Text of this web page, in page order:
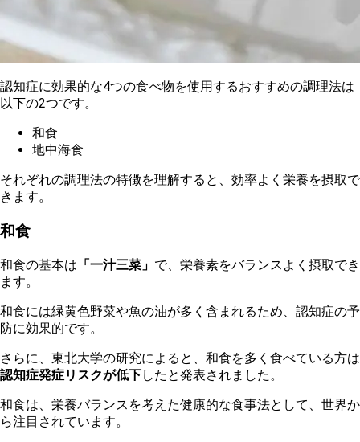
認知症に効果的な4つの食べ物を使用するおすすめの調理法は
以下の2つです。
和食
地中海食
それぞれの調理法の特徴を理解すると、効率よく栄養を摂取で
きます。
和食
和食の基本は 「一汁三菜」 で、栄養素をバランスよく摂取でき
ます。
和食には緑黄色野菜や魚の油が多く含まれるため、認知症の予
防に効果的です。
さらに、東北大学の研究によると、和食を多く食べている方は
認知症発症リスクが低下したと発表されました。
和食は、栄養バランスを考えた健康的な食事法として、世界か
ら注目されています。